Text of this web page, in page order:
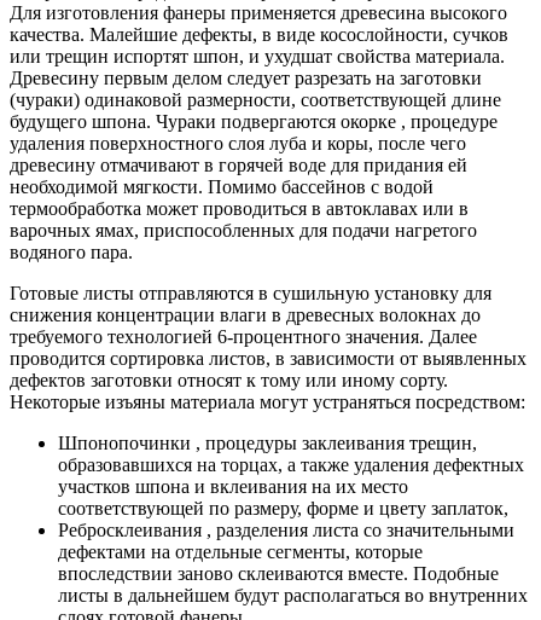
Для изготовления фанеры применяется древесина высокого
качества. Малейшие дефекты, в виде косослойности, сучков
или трещин испортят шпон, и ухудшат свойства материала.
Древесину первым делом следует разрезать на заготовки
(чураки) одинаковой размерности, соответствующей длине
будущего шпона. Чураки подвергаются окорке , процедуре
удаления поверхностного слоя луба и коры, после чего
древесину отмачивают в горячей воде для придания ей
необходимой мягкости. Помимо бассейнов с водой
термообработка может проводиться в автоклавах или в
варочных ямах, приспособленных для подачи нагретого
водяного пара.
Готовые листы отправляются в сушильную установку для
снижения концентрации влаги в древесных волокнах до
требуемого технологией 6-процентного значения. Далее
проводится сортировка листов, в зависимости от выявленных
дефектов заготовки относят к тому или иному сорту.
Некоторые изъяны материала могут устраняться посредством:
Шпонопочинки , процедуры заклеивания трещин,
образовавшихся на торцах, а также удаления дефектных
участков шпона и вклеивания на их место
соответствующей по размеру, форме и цвету заплаток,
Ребросклеивания , разделения листа со значительными
дефектами на отдельные сегменты, которые
впоследствии заново склеиваются вместе. Подобные
листы в дальнейшем будут располагаться во внутренних